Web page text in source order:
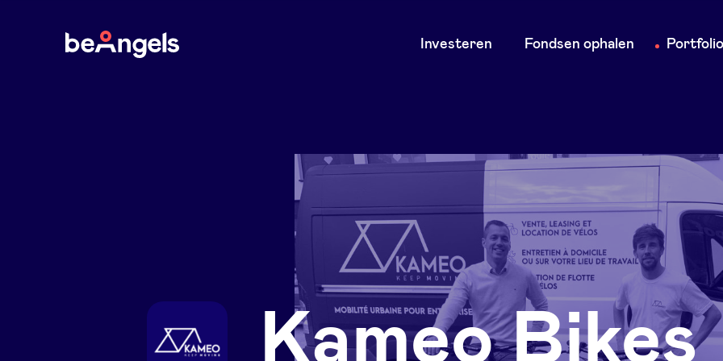
BeAngels
Main
Investeren Fondsen ophalen Portfolio
Kameo Bikes